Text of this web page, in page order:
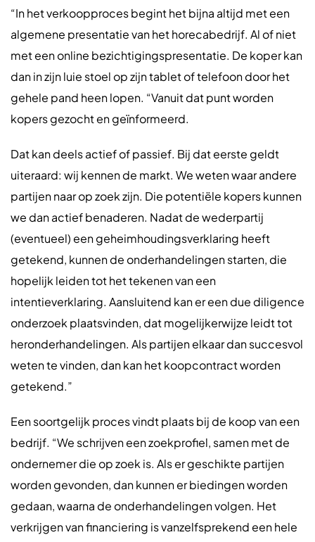
“In het verkoopproces begint het bijna altijd met een
algemene presentatie van het horecabedrijf. Al of niet
met een online bezichtigingspresentatie. De koper kan
dan in zijn luie stoel op zijn tablet of telefoon door het
gehele pand heen lopen. “Vanuit dat punt worden
kopers gezocht en geïnformeerd.
Dat kan deels actief of passief. Bij dat eerste geldt
uiteraard: wij kennen de markt. We weten waar andere
partijen naar op zoek zijn. Die potentiële kopers kunnen
we dan actief benaderen. Nadat de wederpartij
(eventueel) een geheimhoudingsverklaring heeft
getekend, kunnen de onderhandelingen starten, die
hopelijk leiden tot het tekenen van een
intentieverklaring. Aansluitend kan er een due diligence
onderzoek plaatsvinden, dat mogelijkerwijze leidt tot
heronderhandelingen. Als partijen elkaar dan succesvol
weten te vinden, dan kan het koopcontract worden
getekend.”
Een soortgelijk proces vindt plaats bij de koop van een
bedrijf. “We schrijven een zoekprofiel, samen met de
ondernemer die op zoek is. Als er geschikte partijen
worden gevonden, dan kunnen er biedingen worden
gedaan, waarna de onderhandelingen volgen. Het
verkrijgen van financiering is vanzelfsprekend een hele